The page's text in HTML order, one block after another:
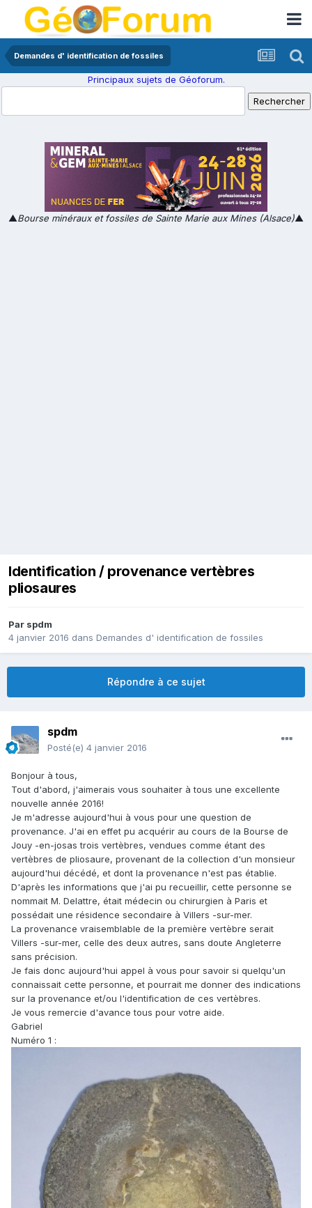
Demandes d' identification de fossiles
Principaux sujets de Géoforum.
▲Bourse minéraux et fossiles de Sainte Marie aux Mines (Alsace)▲
Identification / provenance vertèbres
pliosaures
Par spdm
4 janvier 2016 dans Demandes d' identification de fossiles
Répondre à ce sujet
spdm
Posté(e) 4 janvier 2016
Bonjour à tous,
Tout d'abord, j'aimerais vous souhaiter à tous une excellente
nouvelle année 2016!
Je m'adresse aujourd'hui à vous pour une question de
provenance. J'ai en effet pu acquérir au cours de la Bourse de
Jouy -en-josas trois vertèbres, vendues comme étant des
vertèbres de pliosaure, provenant de la collection d'un monsieur
aujourd'hui décédé, et dont la provenance n'est pas établie.
D'après les informations que j'ai pu recueillir, cette personne se
nommait M. Delattre, était médecin ou chirurgien à Paris et
possédait une résidence secondaire à Villers -sur-mer.
La provenance vraisemblable de la première vertèbre serait
Villers -sur-mer, celle des deux autres, sans doute Angleterre
sans précision.
Je fais donc aujourd'hui appel à vous pour savoir si quelqu'un
connaissait cette personne, et pourrait me donner des indications
sur la provenance et/ou l'identification de ces vertèbres.
Je vous remercie d'avance tous pour votre aide.
Gabriel
Numéro 1 :